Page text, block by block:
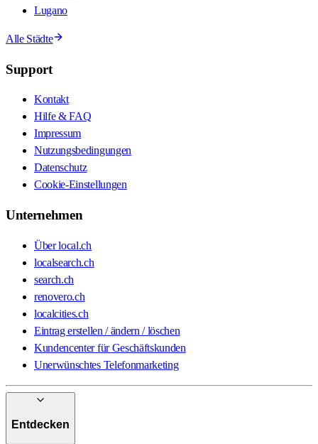
Lugano
Alle Städte
Support
Kontakt
Hilfe & FAQ
Impressum
Nutzungsbedingungen
Datenschutz
Cookie-Einstellungen
Unternehmen
Über local.ch
localsearch.ch
search.ch
renovero.ch
localcities.ch
Eintrag erstellen / ändern / löschen
Kundencenter für Geschäftskunden
Unerwünschtes Telefonmarketing
Entdecken